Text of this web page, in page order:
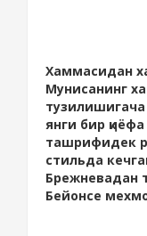
Хаммасидан
Мунисанинг
янги бир
ташрифидек
стильда
Брежневадан
Бейонсе